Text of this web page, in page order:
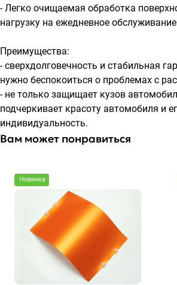
- Легко очищаемая обработка
нагрузку на ежедневное
Преимущества:
- сверхдолговечность и стабильная
нужно беспокоиться о проблемах с
- не только защищает кузов
подчеркивает красоту автомобиля и
индивидуальность.
Вам может понравиться
Новинка